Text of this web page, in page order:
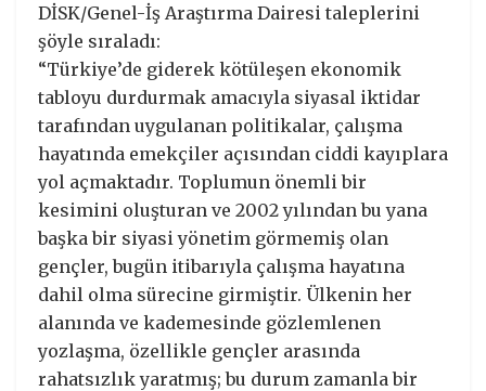
DİSK/Genel-İş Araştırma Dairesi taleplerini
şöyle sıraladı:
“Türkiye’de giderek kötüleşen ekonomik
tabloyu durdurmak amacıyla siyasal iktidar
tarafından uygulanan politikalar, çalışma
hayatında emekçiler açısından ciddi kayıplara
yol açmaktadır. Toplumun önemli bir
kesimini oluşturan ve 2002 yılından bu yana
başka bir siyasi yönetim görmemiş olan
gençler, bugün itibarıyla çalışma hayatına
dahil olma sürecine girmiştir. Ülkenin her
alanında ve kademesinde gözlemlenen
yozlaşma, özellikle gençler arasında
rahatsızlık yaratmış; bu durum zamanla bir